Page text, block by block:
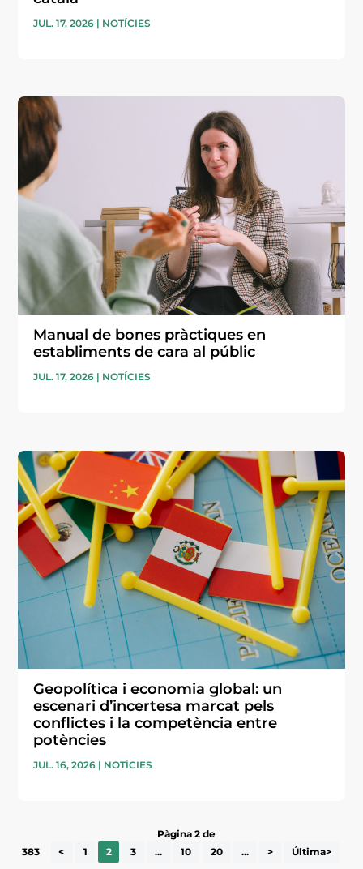
JUL. 17, 2026 | NOTÍCIES
Manual de bones pràctiques en
establiments de cara al públic
JUL. 17, 2026 | NOTÍCIES
Geopolítica i economia global: un
escenari d’incertesa marcat pels
conflictes i la competència entre
potències
JUL. 16, 2026 | NOTÍCIES
Pàgina 2 de
383
< 1 2 3 ... 10 20 ... > Última>